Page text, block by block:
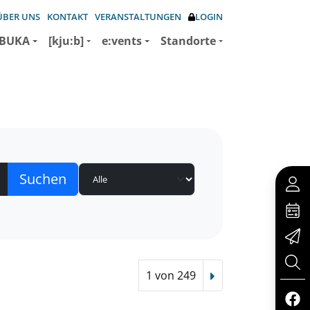
UNS KONTAKT VERANSTALTUNGEN LOGIN
[kju:b] e:vents Standorte
1 von 249 Nächster Treffer